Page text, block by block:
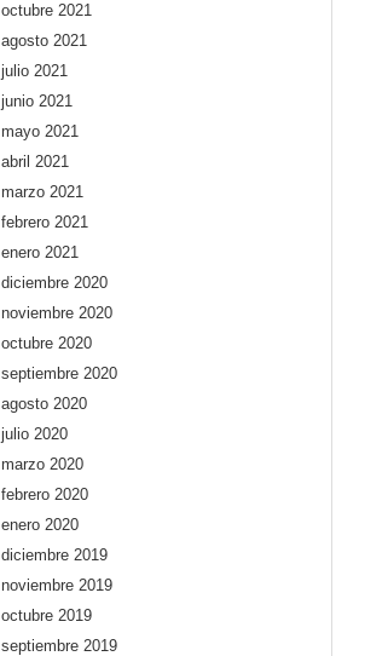
octubre 2021
agosto 2021
julio 2021
junio 2021
mayo 2021
abril 2021
marzo 2021
febrero 2021
enero 2021
diciembre 2020
noviembre 2020
octubre 2020
septiembre 2020
agosto 2020
julio 2020
marzo 2020
febrero 2020
enero 2020
diciembre 2019
noviembre 2019
octubre 2019
septiembre 2019